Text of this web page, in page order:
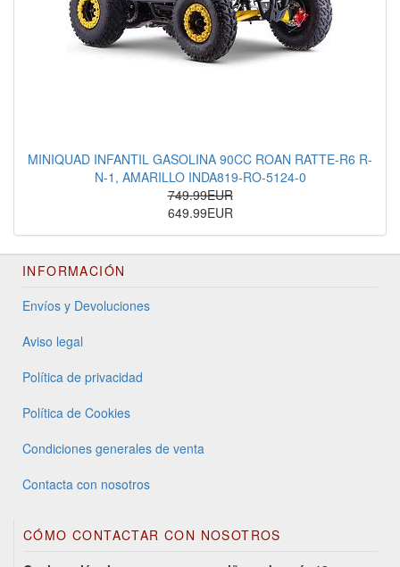
MINIQUAD INFANTIL GASOLINA 90CC ROAN RATTE-R6 R-
N-1, AMARILLO INDA819-RO-5124-0
749.99EUR
649.99EUR
INFORMACIÓN
Envíos y Devoluciones
Aviso legal
Política de privacidad
Política de Cookies
Condiciones generales de venta
Contacta con nosotros
CÓMO CONTACTAR CON NOSOTROS